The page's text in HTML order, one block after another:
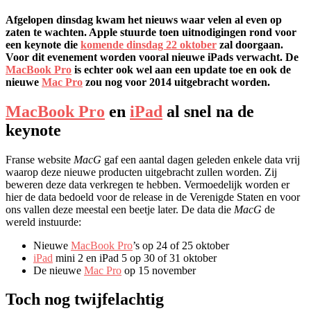
Afgelopen dinsdag kwam het nieuws waar velen al even op
zaten te wachten. Apple stuurde toen uitnodigingen rond voor
een keynote die komende dinsdag 22 oktober zal doorgaan.
Voor dit evenement worden vooral nieuwe iPads verwacht. De
MacBook Pro is echter ook wel aan een update toe en ook de
nieuwe Mac Pro zou nog voor 2014 uitgebracht worden.
MacBook Pro en iPad al snel na de
keynote
Franse website MacG gaf een aantal dagen geleden enkele data vrij
waarop deze nieuwe producten uitgebracht zullen worden. Zij
beweren deze data verkregen te hebben. Vermoedelijk worden er
hier de data bedoeld voor de release in de Verenigde Staten en voor
ons vallen deze meestal een beetje later. De data die MacG de
wereld instuurde:
Nieuwe MacBook Pro’s op 24 of 25 oktober
iPad mini 2 en iPad 5 op 30 of 31 oktober
De nieuwe Mac Pro op 15 november
Toch nog twijfelachtig